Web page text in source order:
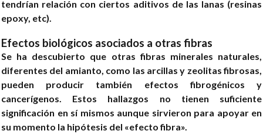
tendrían relación con ciertos aditivos de las lanas (resinas
epoxy, etc).
Efectos biológicos asociados a otras fibras
Se ha descubierto que otras fibras minerales naturales,
diferentes del amianto, como las arcillas y zeolitas fibrosas,
pueden producir también efectos fibrogénicos y
cancerígenos. Estos hallazgos no tienen suficiente
significación en sí mismos aunque sirvieron para apoyar en
su momento la hipótesis del «efecto fibra».